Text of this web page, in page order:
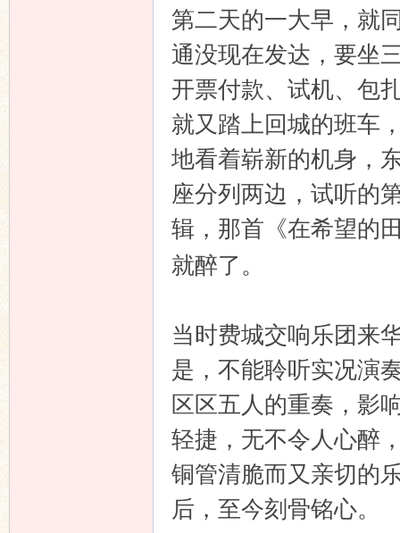
第二天的一大早，就
通没现在发达，要坐
开票付款、试机、包
就又踏上回城的班车
地看着崭新的机身，
座分列两边，试听的
辑，那首《在希望的
就醉了。
当时费城交响乐团来
是，不能聆听实况演
区区五人的重奏，影
轻捷，无不令人心醉
铜管清脆而又亲切的
后，至今刻骨铭心。